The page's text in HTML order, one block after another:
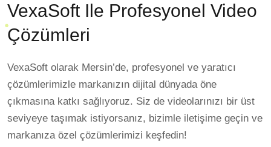
VexaSoft Ile Profesyonel Video
Çözümleri
VexaSoft olarak Mersin’de, profesyonel ve yaratıcı
çözümlerimizle markanızın dijital dünyada öne
çıkmasına katkı sağlıyoruz. Siz de videolarınızı bir üst
seviyeye taşımak istiyorsanız, bizimle iletişime geçin ve
markanıza özel çözümlerimizi keşfedin!